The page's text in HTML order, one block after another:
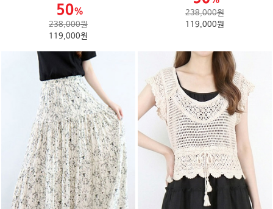
238,000원
119,000원
238,000원
119,000원